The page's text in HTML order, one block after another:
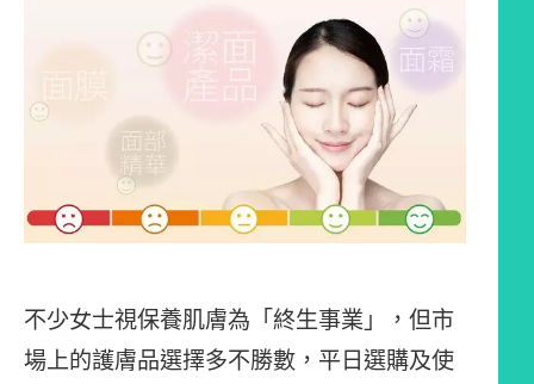
不少女士視保養肌膚為「終生事業」，但市
場上的護膚品選擇多不勝數，平日選購及使